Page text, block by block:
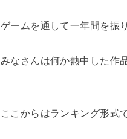
ゲームを通して一年間を振
みなさんは何か熱中した作
ここからはランキング形式